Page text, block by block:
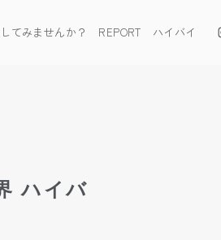
てみませんか？ REPORT ハイバイ
ハイバ